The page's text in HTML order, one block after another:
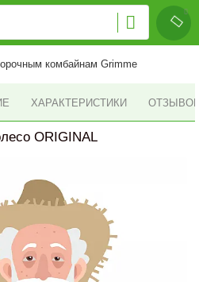
комбайнам Grimme
ХАРАКТЕРИСТИКИ ОТЗЫВОВ
ORIGINAL